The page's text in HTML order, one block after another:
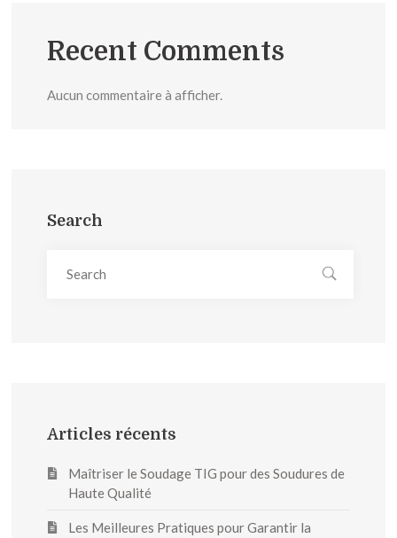
Recent Comments
Aucun commentaire à afficher.
Search
Articles récents
Maîtriser le Soudage TIG pour des Soudures de
Haute Qualité
Les Meilleures Pratiques pour Garantir la